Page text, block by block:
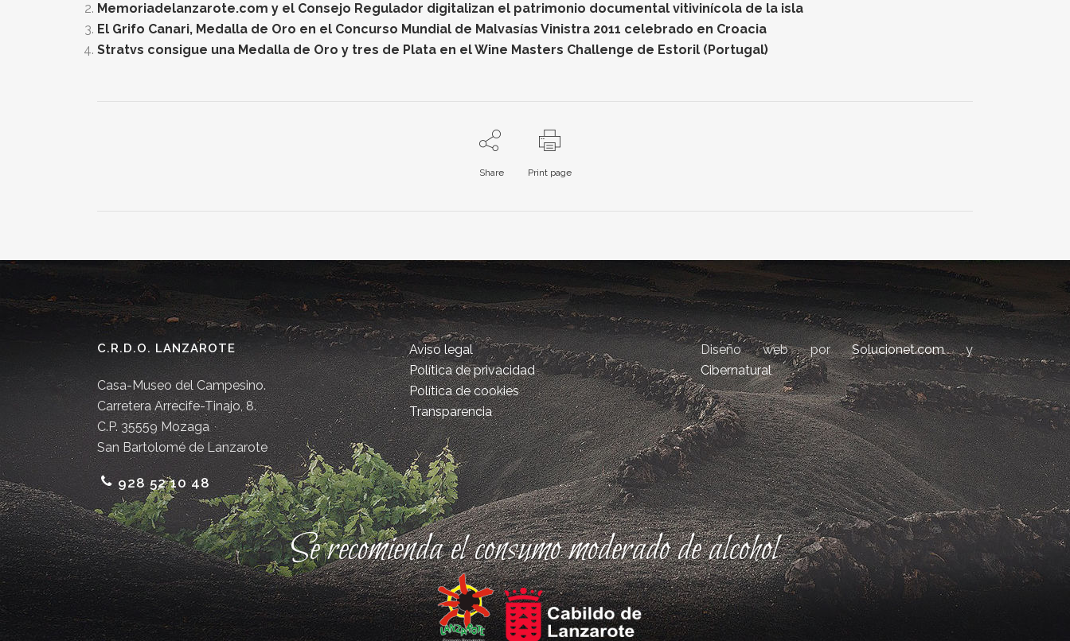
Memoriadelanzarote.com y el Consejo Regulador digitalizan el patrimonio documental vitivinícola de la isla
El Grifo Canari, Medalla de Oro en el Concurso Mundial de Malvasías Vinistra 2011 celebrado en Croacia
Stratvs consigue una Medalla de Oro y tres de Plata en el Wine Masters Challenge de Estoril (Portugal)
Share Print page
C.R.D.O. LANZAROTE
Casa-Museo del Campesino.
Carretera Arrecife-Tinajo, 8.
C.P. 35559 Mozaga
San Bartolomé de Lanzarote
928 52 10 48
Aviso legal
Política de privacidad
Política de cookies
Transparencia
Diseño web porSolucionet.comy
Cibernatural
Se recomienda el consumo moderado de alcohol